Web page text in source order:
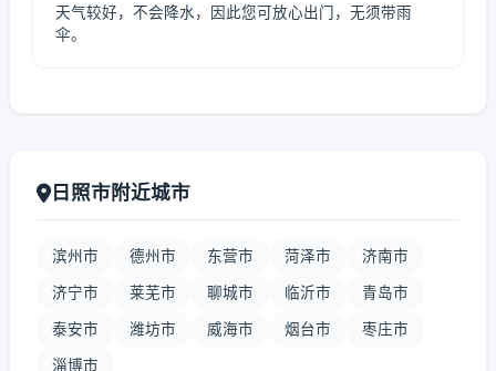
天气较好，不会降水，因此您可放心出门，无须带雨
伞。
日照市附近城市
滨州市 德州市 东营市 菏泽市 济南市
济宁市 莱芜市 聊城市 临沂市 青岛市
泰安市 潍坊市 威海市 烟台市 枣庄市
淄博市